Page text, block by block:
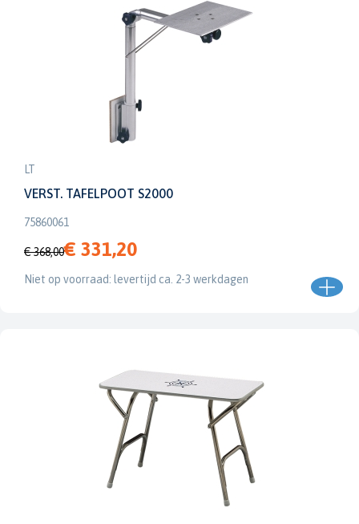
LT
VERST. TAFELPOOT S2000
75860061
€ 368,00€ 331,20
Niet op voorraad: levertijd ca. 2-3 werkdagen